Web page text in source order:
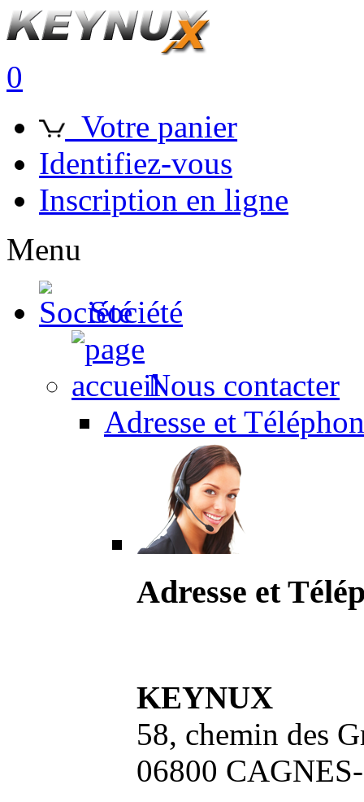
0
Votre panier
Identifiez-vous
Inscription en ligne
Menu
Société
Nous contacter
Adresse et
Adresse et
KEYNUX
58, chemin des
06800